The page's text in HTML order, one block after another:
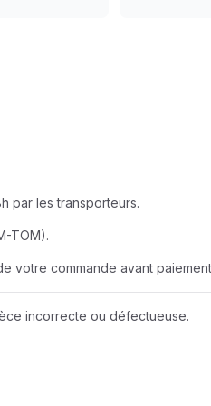
NEW HOLLAND
Wacker Neuson
par les transporteurs.
TOM).
votre commande avant
incorrecte ou défectueuse.